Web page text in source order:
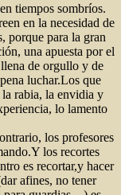
tiempos sombríos.
en la necesidad de
porque para la gran
una apuesta por el
de orgullo y de
luchar.Los que
la rabia, la envidia y
lo lamento
los profesores
los recortes
es recortar,y hacer
afines, no tener